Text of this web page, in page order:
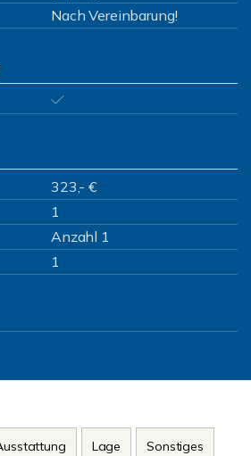
Nach Vereinbarung!
323,- €
1
Anzahl 1
1
Lage Sonstiges